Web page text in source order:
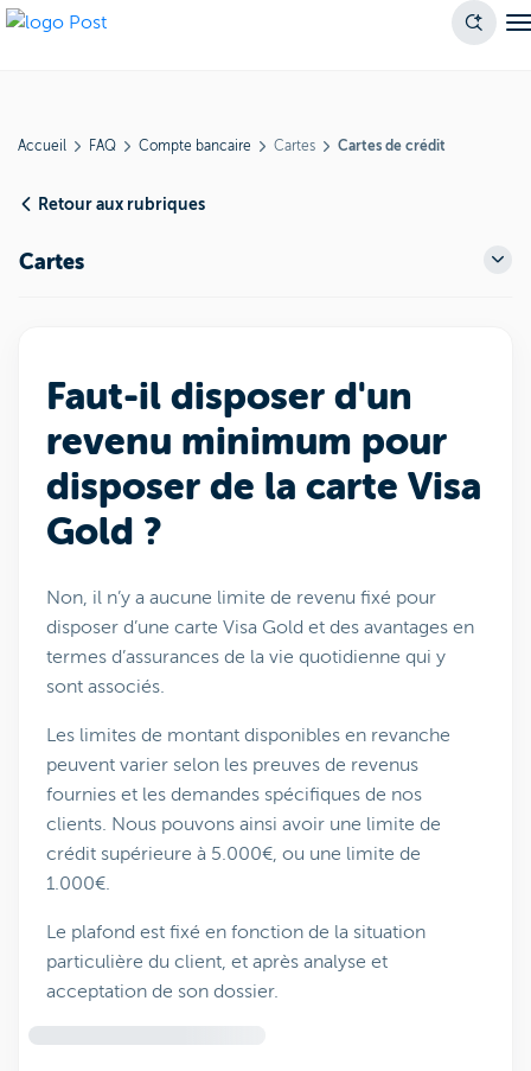
Accueil FAQ Compte bancaire Cartes Cartes de crédit
Retour aux rubriques
Cartes
Faut-il disposer d'un
revenu minimum pour
disposer de la carte Visa
Gold ?
Non, il n’y a aucune limite de revenu fixé pour
disposer d’une carte Visa Gold et des avantages en
termes d’assurances de la vie quotidienne qui y
sont associés.
Les limites de montant disponibles en revanche
peuvent varier selon les preuves de revenus
fournies et les demandes spécifiques de nos
clients. Nous pouvons ainsi avoir une limite de
crédit supérieure à 5.000€, ou une limite de
1.000€.
Le plafond est fixé en fonction de la situation
particulière du client, et après analyse et
acceptation de son dossier.